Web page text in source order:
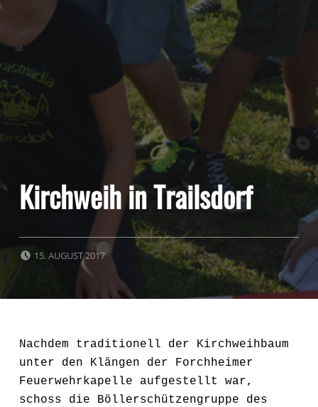
Kirchweih in Trailsdorf
15. AUGUST 2017
Nachdem traditionell der Kirchweihbaum
unter den Klängen der Forchheimer
Feuerwehrkapelle aufgestellt war,
schoss die Böllerschützengruppe des